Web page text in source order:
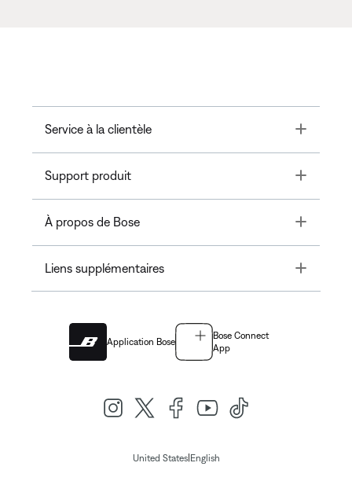
Service à la clientèle Toggle
Support produit Toggle
À propos de Bose Toggle
Liens supplémentaires Toggle
Application Bose
Bose Connect
App
United States| English